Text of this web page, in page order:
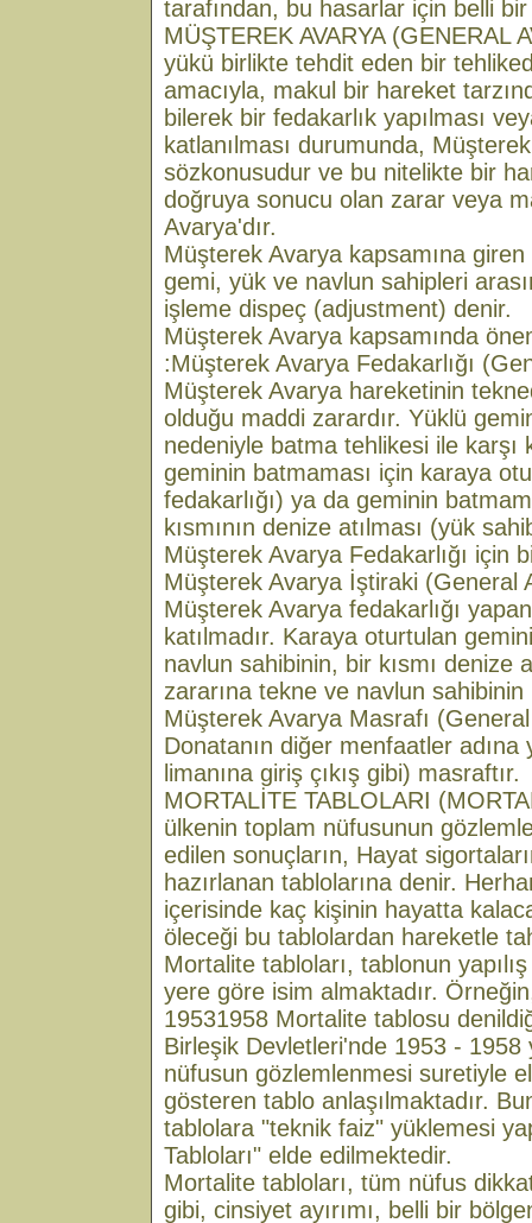
tarafından, bu hasarlar için belli bir
MÜŞTEREK AVARYA (GENERAL
yükü birlikte tehdit eden bir
amacıyla, makul bir hareket
bilerek bir fedakarlık yapılması
katlanılması durumunda,
sözkonusudur ve bu nitelikte bir
doğruya sonucu olan zarar veya
Avarya'dır.
Müşterek Avarya kapsamına
gemi, yük ve navlun sahipleri
işleme dispeç (adjustment) denir.
Müşterek Avarya kapsamında
:Müşterek Avarya Fedakarlığı
Müşterek Avarya hareketinin
olduğu maddi zarardır. Yüklü
nedeniyle batma tehlikesi ile karşı
geminin batmaması için karaya
fedakarlığı) ya da geminin
kısmının denize atılması (yük
Müşterek Avarya Fedakarlığı için
Müşterek Avarya İştiraki (General
Müşterek Avarya fedakarlığı
katılmadır. Karaya oturtulan
navlun sahibinin, bir kısmı denize
zararına tekne ve navlun sahibinin
Müşterek Avarya Masrafı
Donatanın diğer menfaatler adına
limanına giriş çıkış gibi) masraftır.
MORTALİTE TABLOLARI
ülkenin toplam nüfusunun
edilen sonuçların, Hayat
hazırlanan tablolarına denir.
içerisinde kaç kişinin hayatta
öleceği bu tablolardan hareketle
Mortalite tabloları, tablonun yapılış
yere göre isim almaktadır.
19531958 Mortalite tablosu
Birleşik Devletleri'nde 1953 - 1958
nüfusun gözlemlenmesi suretiyle
gösteren tablo anlaşılmaktadır.
tablolara "teknik faiz" yüklemesi
Tabloları" elde edilmektedir.
Mortalite tabloları, tüm nüfus
gibi, cinsiyet ayırımı, belli bir